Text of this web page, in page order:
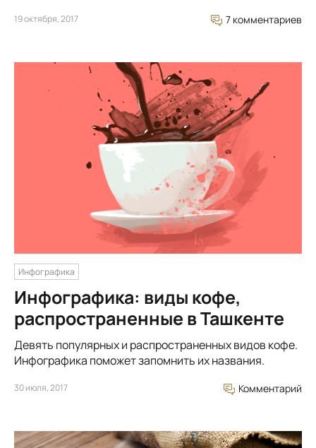
19 октября, 2017 7 комментариев
Инфографика
Инфографика: виды кофе,
распространенные в Ташкенте
Девять популярных и распространенных видов кофе.
Инфографика поможет запомнить их названия.
30 июля, 2017 Комментарий